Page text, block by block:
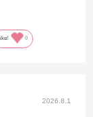
の物が入れら
0
2026.8.1